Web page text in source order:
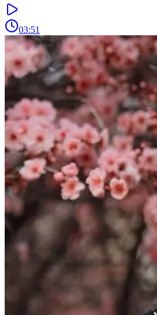
03:51